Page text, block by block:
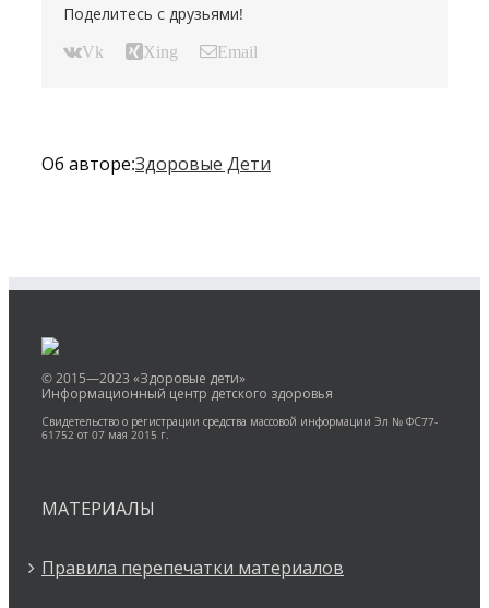
Поделитесь с друзьями!
Vk Xing Email
Об авторе:Здоровые Дети
© 2015—2023 «Здоровые дети»
Информационный центр детского здоровья
Свидетельство о регистрации средства массовой информации Эл № ФС77-
61752 от 07 мая 2015 г.
МАТЕРИАЛЫ
Правила перепечатки материалов